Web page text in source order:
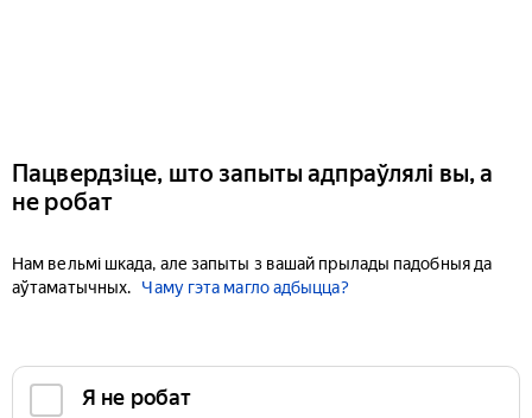
Пацвердзіце, што запыты адпраўлялі вы, а
не робат
Нам вельмі шкада, але запыты з вашай прылады падобныя да
аўтаматычных.
Чаму гэта магло адбыцца?
Я не робат